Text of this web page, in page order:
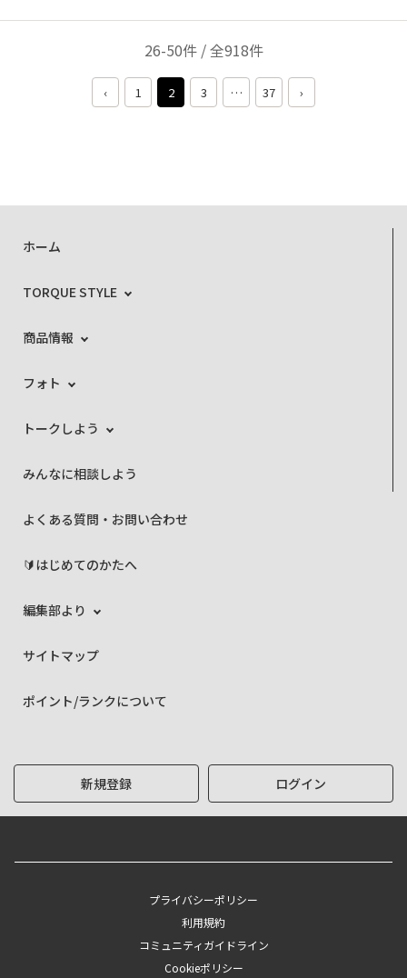
す。 G07立上りの大事な時期に編集部が大人しいのは寂い
限りです。是非一緒に盛上げましょう。
26-50件 / 全918件
‹ 1 2 3 … 37 ›
ホーム
TORQUE STYLE
商品情報
フォト
トークしよう
みんなに相談しよう
よくある質問・お問い合わせ
🔰はじめてのかたへ
編集部より
サイトマップ
ポイント/ランクについて
新規登録 ログイン
プライバシーポリシー
利用規約
コミュニティガイドライン
Cookieポリシー